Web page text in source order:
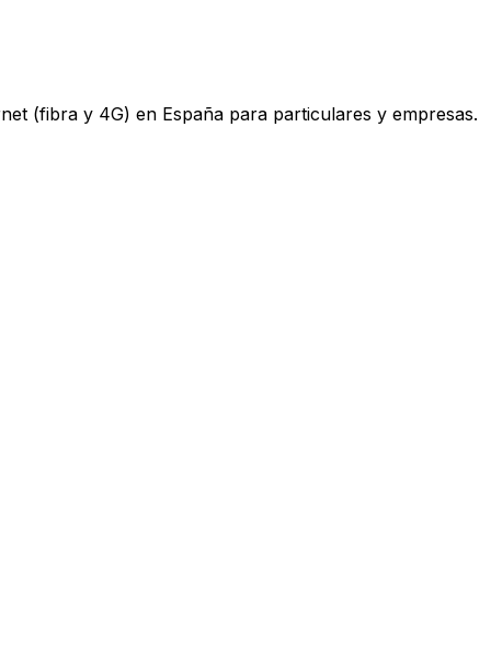
(fibra y 4G) en España para particulares y empresas.